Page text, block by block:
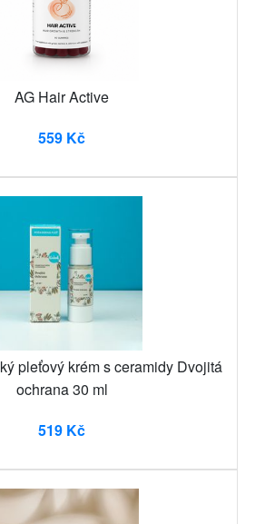
AG Hair Active
559 Kč
pleťový krém s ceramidy Dvojitá
ochrana 30 ml
519 Kč